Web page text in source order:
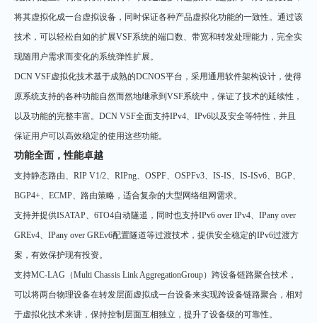
将其虚拟化成一台虚拟设备，同时保证各种产品虚拟化功能的一致性。通过该
技术，可以轻松自如的扩展VSF系统的端口数、带宽和转发处理能力，完全实
现随用户需求而变化的系统弹性扩展。
DCN VSF虚拟化技术基于成熟的DCNOS平台，采用通用软件架构设计，使得
原系统支持的各种功能自然而然地继承到VSF系统中，保证了技术的延续性，
以及功能的完整丰富。DCN VSF全面支持IPv4、IPv6以及安全等特性，并且
保证用户可以高效稳定的使用这些功能。
功能全面，性能卓越
支持静态路由、RIP V1/2、RIPng、OSPF、OSPFv3、IS-IS、IS-ISv6、BGP、
BGP4+、ECMP、路由策略，适合复杂的大型网络组网需求。
支持并提供ISATAP、6TO4自动隧道，同时也支持IPv6 over IPv4、IPany over
GREv4、IPany over GREv6配置隧道等过渡技术，提供安全稳定的IPv6过渡方
案，有效保护现有投资。
支持MC-LAG（Multi Chassis Link AggregationGroup）跨设备链路聚合技术，
可以将两台物理设备在转发层面虚拟成一台设备来实现跨设备链路聚合，相对
于虚拟化技术来讲，保持控制层面互相独立，提升了设备级的可靠性。